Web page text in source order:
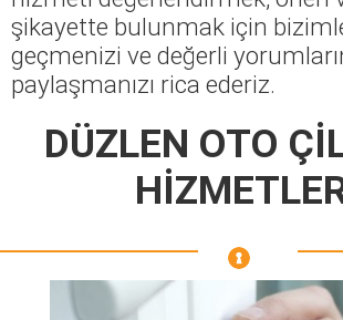
şikayette bulunmak için
geçmenizi ve değerli
paylaşmanızı rica ederiz.
DÜZLEN OTO